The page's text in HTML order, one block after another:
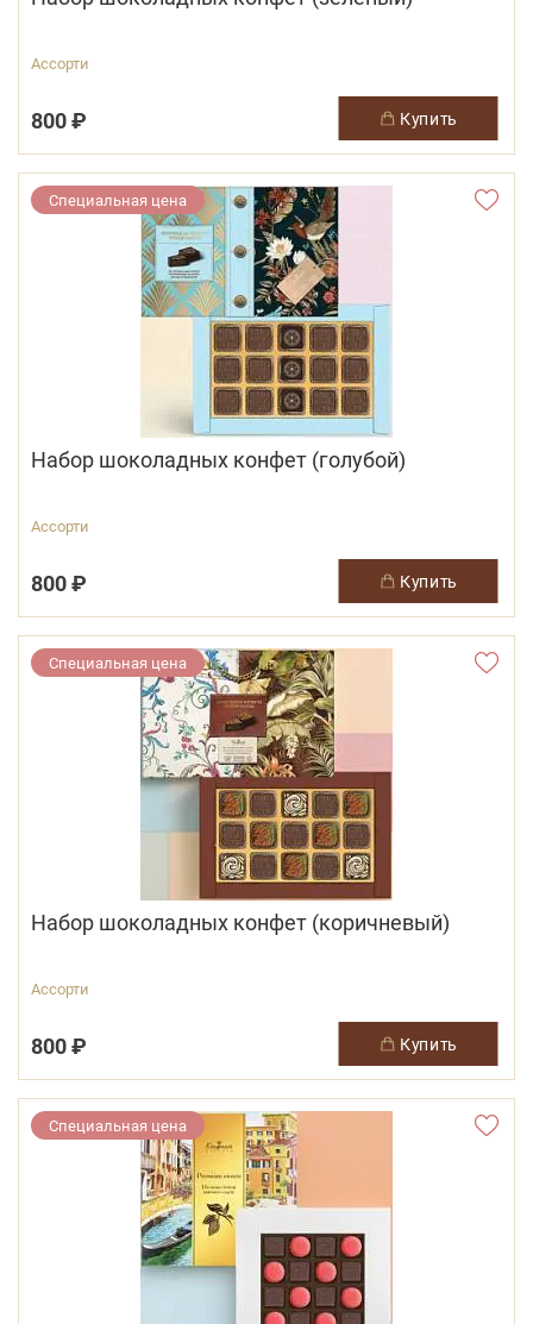
Ассорти
800 ₽ купить
Специальная цена
Набор шоколадных конфет (голубой)
Ассорти
800 ₽ купить
Специальная цена
Набор шоколадных конфет (коричневый)
Ассорти
800 ₽ купить
Специальная цена